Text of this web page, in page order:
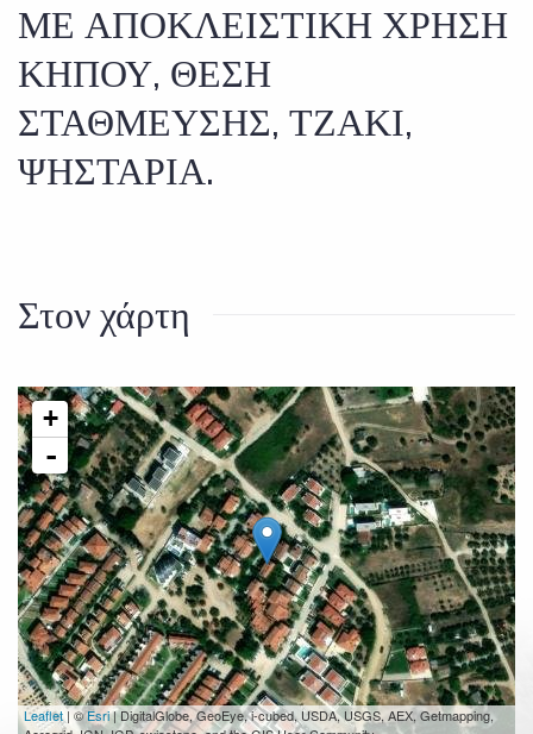
ΜΕ ΑΠΟΚΛΕΙΣΤΙΚΗ ΧΡΗΣΗ
ΚΗΠΟΥ, ΘΕΣΗ
ΣΤΑΘΜΕΥΣΗΣ, ΤΖΑΚΙ,
ΨΗΣΤΑΡΙΑ.
Στον χάρτη
+
-
Leaflet| ©Esri| DigitalGlobe, GeoEye, i-cubed, USDA, USGS, AEX, Getmapping,